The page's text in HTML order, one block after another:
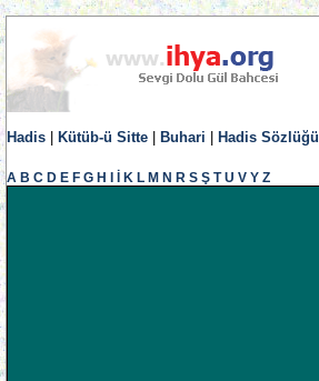
Hadis Kütüb-ü Sitte Buhari Hadis Sözlüğü
A B C D E F G H K L M N R S Ş T U V Y Z